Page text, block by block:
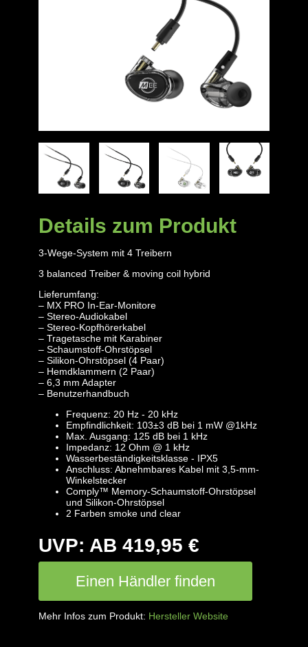
Details zum Produkt
3-Wege-System mit 4 Treibern
3 balanced Treiber & moving coil hybrid
Lieferumfang:
– MX PRO In-Ear-Monitore
– Stereo-Audiokabel
– Stereo-Kopfhörerkabel
– Tragetasche mit Karabiner
– Schaumstoff-Ohrstöpsel
– Silikon-Ohrstöpsel (4 Paar)
– Hemdklammern (2 Paar)
– 6,3 mm Adapter
– Benutzerhandbuch
Frequenz: 20 Hz - 20 kHz
Empfindlichkeit: 103±3 dB bei 1 mW @1kHz
Max. Ausgang: 125 dB bei 1 kHz
Impedanz: 12 Ohm @ 1 kHz
Wasserbeständigkeitsklasse - IPX5
Anschluss: Abnehmbares Kabel mit 3,5-mm-
Winkelstecker
Comply™ Memory-Schaumstoff-Ohrstöpsel
und Silikon-Ohrstöpsel
2 Farben smoke und clear
UVP: AB 419,95 €
Einen Händler finden
Mehr Infos zum Produkt: Hersteller Website